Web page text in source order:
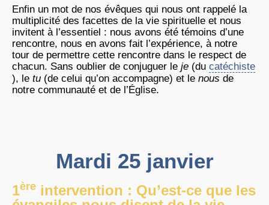
Enfin un mot de nos évêques qui nous ont rappelé la
multiplicité des facettes de la vie spirituelle et nous
invitent à l’essentiel : nous avons été témoins d’une
rencontre, nous en avons fait l’expérience, à notre
tour de permettre cette rencontre dans le respect de
chacun. Sans oublier de conjuguer le je (du catéchiste
), le tu (de celui qu’on accompagne) et le nous de
notre communauté et de l’Église.
Mardi 25 janvier
1ère intervention : Qu’est-ce que les